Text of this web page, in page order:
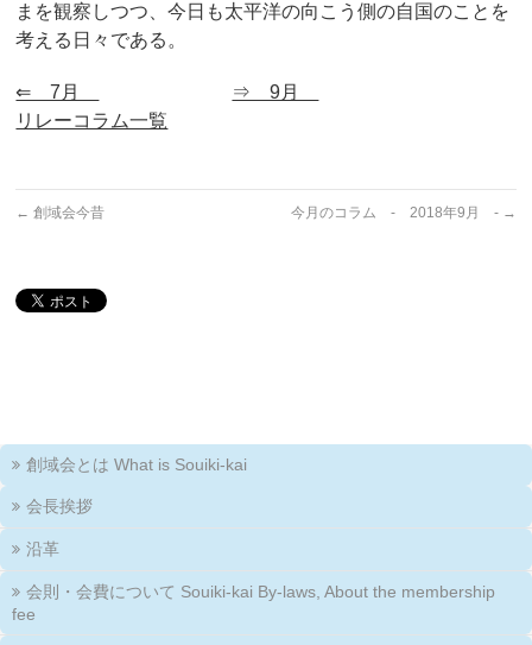
まを観察しつつ、今日も太平洋の向こう側の自国のことを
考える日々である。
⇐ 7月
⇒ 9月
リレーコラム一覧
← 創域会今昔 今月のコラム - 2018年9月 - →
創域会とは What is Souiki-kai
会長挨拶
沿革
会則・会費について Souiki-kai By-laws, About the membership
fee